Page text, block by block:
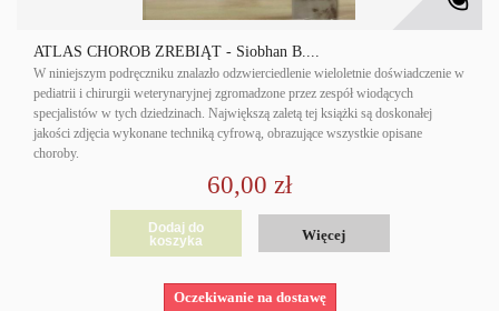
ATLAS CHORÓB ŹREBIĄT - Siobhan B....
W niniejszym podręczniku znalazło odzwierciedlenie wieloletnie doświadczenie w
pediatrii i chirurgii weterynaryjnej zgromadzone przez zespół wiodących
specjalistów w tych dziedzinach. Największą zaletą tej książki są doskonałej
jakości zdjęcia wykonane techniką cyfrową, obrazujące wszystkie opisane
choroby.
60,00 zł
Dodaj do
koszyka
Więcej
Oczekiwanie na dostawę